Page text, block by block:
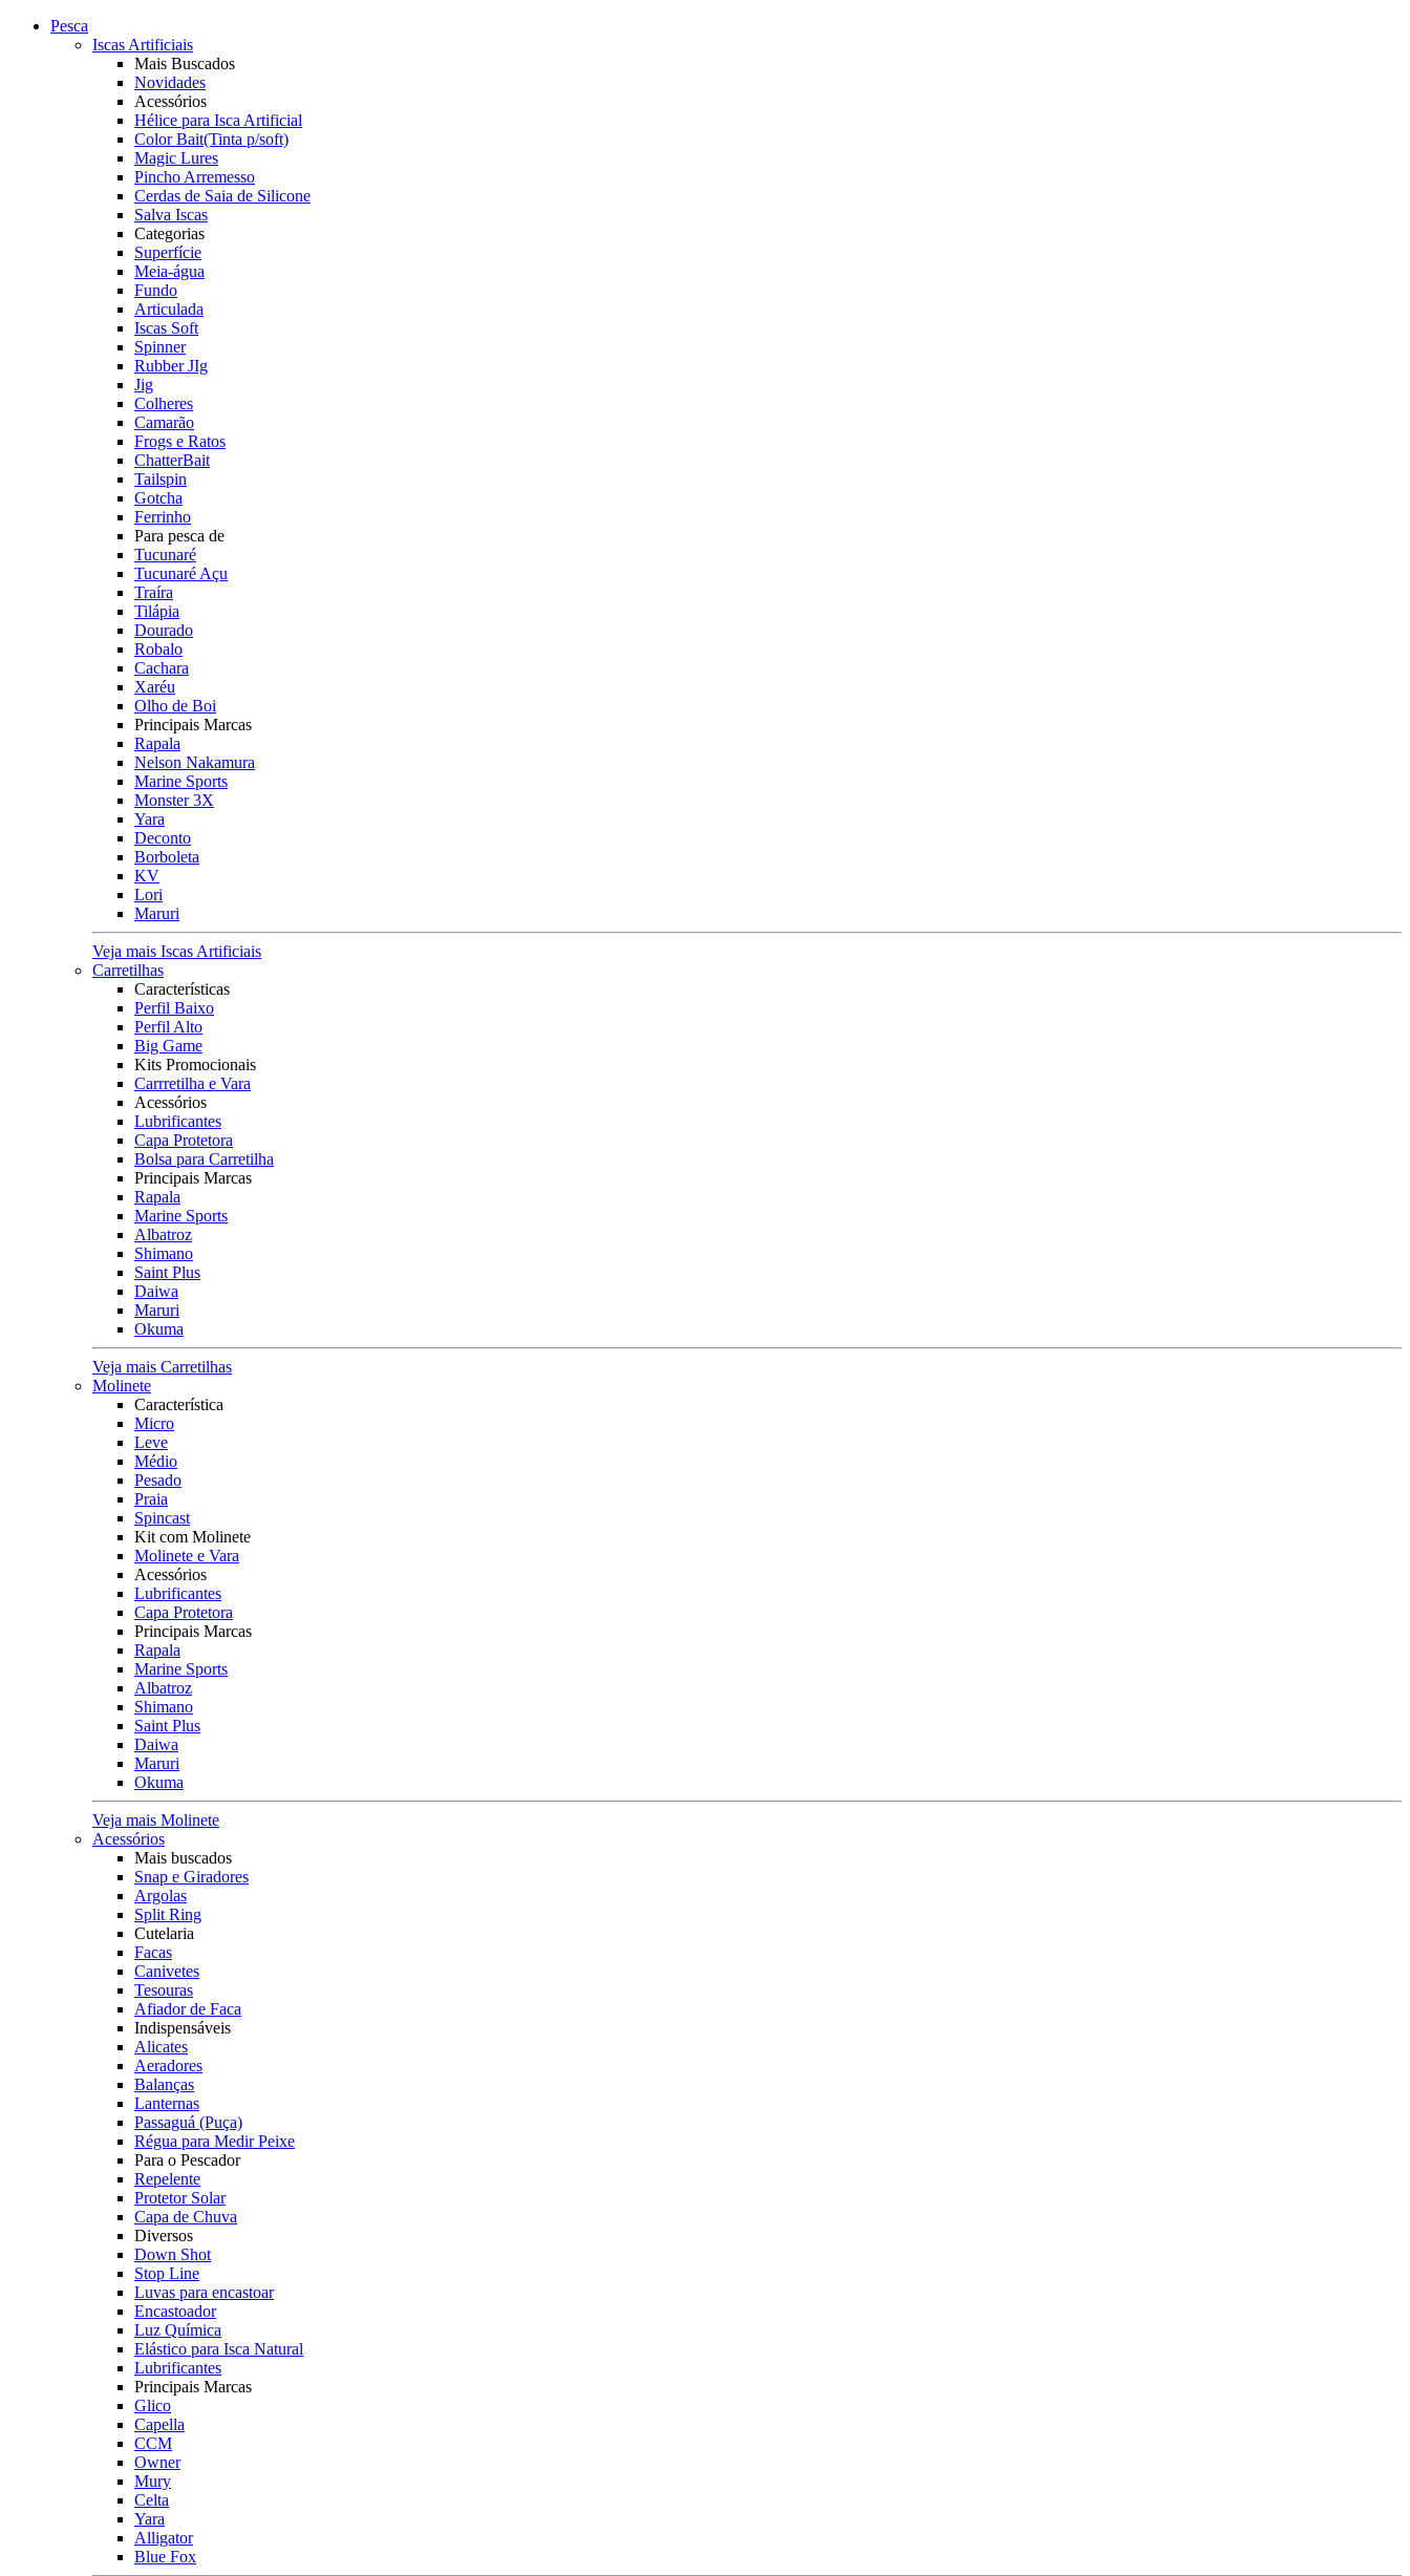
Pesca
Iscas Artificiais
Mais Buscados
Novidades
Acessórios
Hélice para Isca Artificial
Color Bait(Tinta p/soft)
Magic Lures
Pincho Arremesso
Cerdas de Saia de Silicone
Salva Iscas
Categorias
Superfície
Meia-água
Fundo
Articulada
Iscas Soft
Spinner
Rubber JIg
Jig
Colheres
Camarão
Frogs e Ratos
ChatterBait
Tailspin
Gotcha
Ferrinho
Para pesca de
Tucunaré
Tucunaré Açu
Traíra
Tilápia
Dourado
Robalo
Cachara
Xaréu
Olho de Boi
Principais Marcas
Rapala
Nelson Nakamura
Marine Sports
Monster 3X
Yara
Deconto
Borboleta
KV
Lori
Maruri
Veja mais Iscas Artificiais
Carretilhas
Características
Perfil Baixo
Perfil Alto
Big Game
Kits Promocionais
Carrretilha e Vara
Acessórios
Lubrificantes
Capa Protetora
Bolsa para Carretilha
Principais Marcas
Rapala
Marine Sports
Albatroz
Shimano
Saint Plus
Daiwa
Maruri
Okuma
Veja mais Carretilhas
Molinete
Característica
Micro
Leve
Médio
Pesado
Praia
Spincast
Kit com Molinete
Molinete e Vara
Acessórios
Lubrificantes
Capa Protetora
Principais Marcas
Rapala
Marine Sports
Albatroz
Shimano
Saint Plus
Daiwa
Maruri
Okuma
Veja mais Molinete
Acessórios
Mais buscados
Snap e Giradores
Argolas
Split Ring
Cutelaria
Facas
Canivetes
Tesouras
Afiador de Faca
Indispensáveis
Alicates
Aeradores
Balanças
Lanternas
Passaguá (Puça)
Régua para Medir Peixe
Para o Pescador
Repelente
Protetor Solar
Capa de Chuva
Diversos
Down Shot
Stop Line
Luvas para encastoar
Encastoador
Luz Química
Elástico para Isca Natural
Lubrificantes
Principais Marcas
Glico
Capella
CCM
Owner
Mury
Celta
Yara
Alligator
Blue Fox